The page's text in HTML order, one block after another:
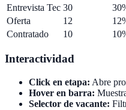
Entrevista Tec 30
Oferta
12
Contratado
10
Interactividad
Click en etapa: Abre
Hover en barra:
Selector de vacante: